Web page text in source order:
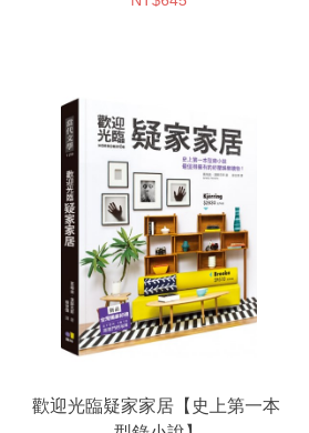
歡迎光臨疑家家居【史上第一本